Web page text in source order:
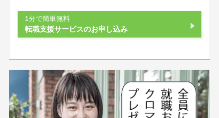
1分で簡単無料
転職支援サービスのお申し込み